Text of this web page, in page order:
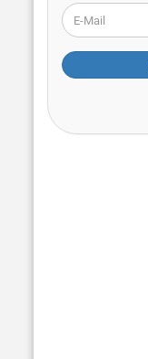
WEITER
ZUR
ANMELDUNG
E-
Mail